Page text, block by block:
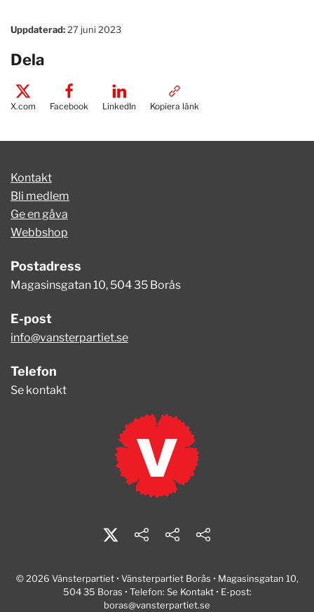
Uppdaterad: 27 juni 2023
Dela
X.com Facebook LinkedIn Kopiera länk
Kontakt
Bli medlem
Ge en gåva
Webbshop
Postadress
Magasinsgatan 10, 504 35 Borås
E-post
info@vansterpartiet.se
Telefon
Se kontakt
© 2026 Vänsterpartiet • Vänsterpartiet Borås • Magasinsgatan 10,
504 35 Boras • Telefon: Se Kontakt • E-post:
boras@vansterpartiet.se